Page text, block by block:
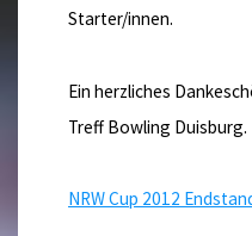
Starter/innen.
Ein herzliches
Treff Bowling Duisburg.
NRW Cup 2012